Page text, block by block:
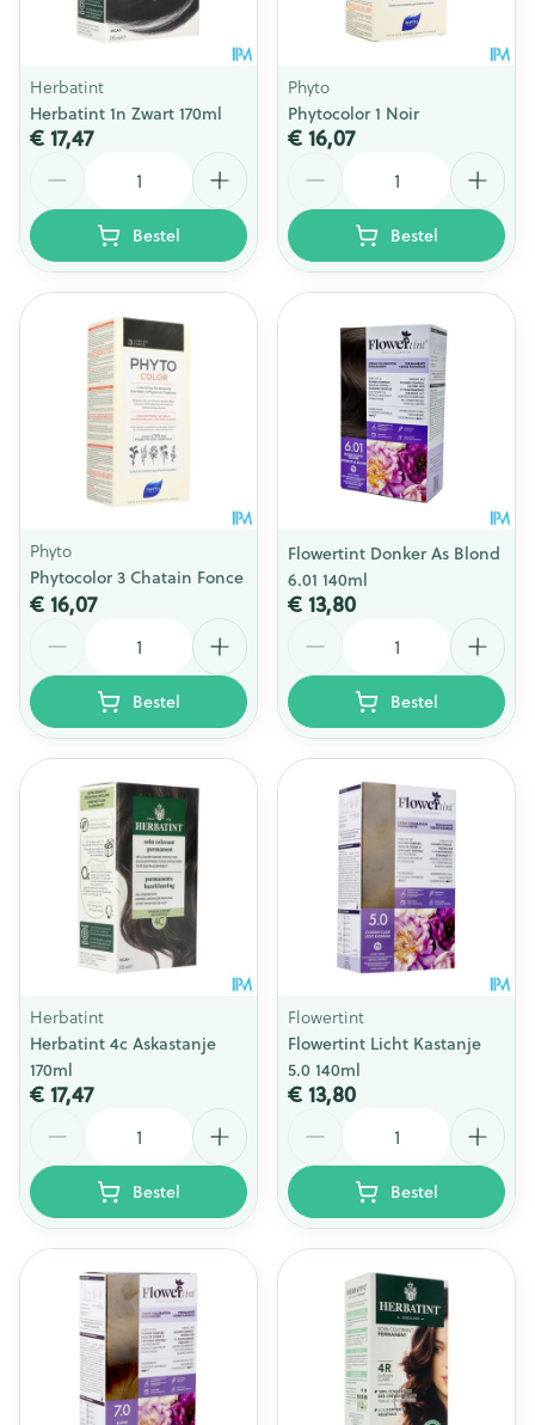
Herbatint
Herbatint 1n Zwart 170ml
€ 17,47
Bestel
Phyto
Phytocolor 1 Noir
€ 16,07
Bestel
Phyto
Phytocolor 3 Chatain Fonce
€ 16,07
Bestel
Flowertint Donker As Blond
6.01 140ml
€ 13,80
Bestel
Herbatint
Herbatint 4c Askastanje
170ml
€ 17,47
Bestel
Flowertint
Flowertint Licht Kastanje
5.0 140ml
€ 13,80
Bestel